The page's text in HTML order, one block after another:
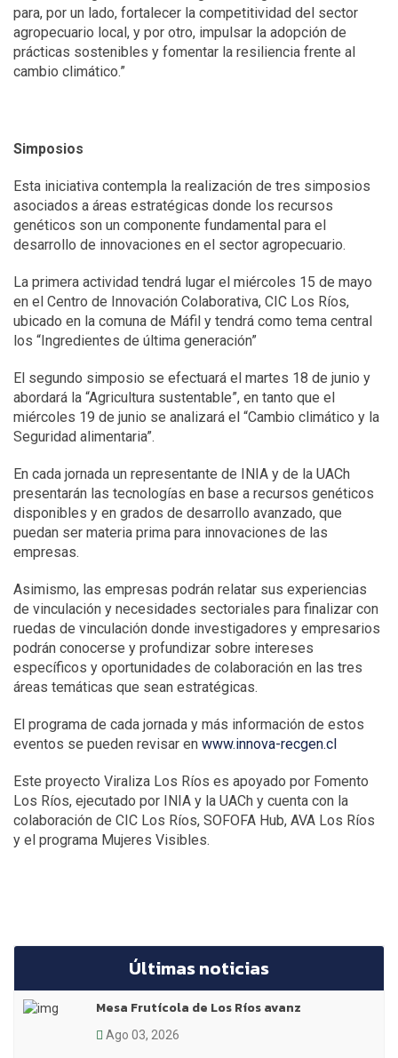
para, por un lado, fortalecer la competitividad del sector
agropecuario local, y por otro, impulsar la adopción de
prácticas sostenibles y fomentar la resiliencia frente al
cambio climático.”
Simposios
Esta iniciativa contempla la realización de tres simposios
asociados a áreas estratégicas donde los recursos
genéticos son un componente fundamental para el
desarrollo de innovaciones en el sector agropecuario.
La primera actividad tendrá lugar el miércoles 15 de mayo
en el Centro de Innovación Colaborativa, CIC Los Ríos,
ubicado en la comuna de Máfil y tendrá como tema central
los “Ingredientes de última generación”
El segundo simposio se efectuará el martes 18 de junio y
abordará la “Agricultura sustentable”, en tanto que el
miércoles 19 de junio se analizará el “Cambio climático y la
Seguridad alimentaria”.
En cada jornada un representante de INIA y de la UACh
presentarán las tecnologías en base a recursos genéticos
disponibles y en grados de desarrollo avanzado, que
puedan ser materia prima para innovaciones de las
empresas.
Asimismo, las empresas podrán relatar sus experiencias
de vinculación y necesidades sectoriales para finalizar con
ruedas de vinculación donde investigadores y empresarios
podrán conocerse y profundizar sobre intereses
específicos y oportunidades de colaboración en las tres
áreas temáticas que sean estratégicas.
El programa de cada jornada y más información de estos
eventos se pueden revisar en www.innova-recgen.cl
Este proyecto Viraliza Los Ríos es apoyado por Fomento
Los Ríos, ejecutado por INIA y la UACh y cuenta con la
colaboración de CIC Los Ríos, SOFOFA Hub, AVA Los Ríos
y el programa Mujeres Visibles.
Últimas noticias
Mesa Frutícola de Los Ríos avanz
Ago 03, 2026